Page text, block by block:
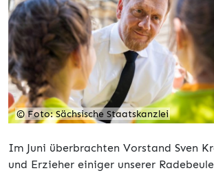
© Foto: Sächsische Staatskanzlei
Im Juni überbrachten Vorstand Sven
und Erzieher einiger unserer